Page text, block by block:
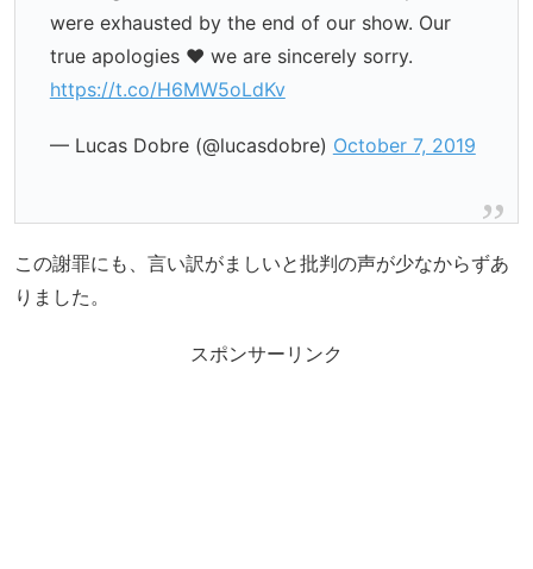
were exhausted by the end of our show. Our
true apologies ❤️ we are sincerely sorry.
https://t.co/H6MW5oLdKv
— Lucas Dobre (@lucasdobre) October 7, 2019
この謝罪にも、言い訳がましいと批判の声が少なからずあ
りました。
スポンサーリンク